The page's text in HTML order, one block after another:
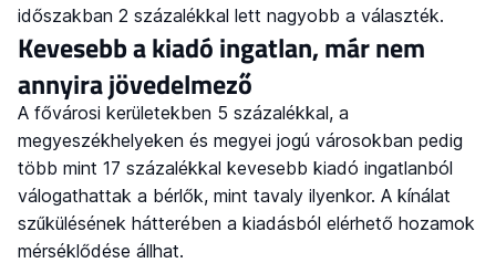
időszakban 2 százalékkal lett nagyobb a választék.
Kevesebb a kiadó ingatlan, már nem
annyira jövedelmező
A fővárosi kerületekben 5 százalékkal, a
megyeszékhelyeken és megyei jogú városokban pedig
több mint 17 százalékkal kevesebb kiadó ingatlanból
válogathattak a bérlők, mint tavaly ilyenkor. A kínálat
szűkülésének hátterében a kiadásból elérhető hozamok
mérséklődése állhat.